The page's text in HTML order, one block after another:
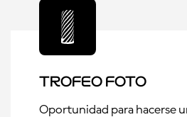
Trofeo Foto
Oportunidad para hacerse